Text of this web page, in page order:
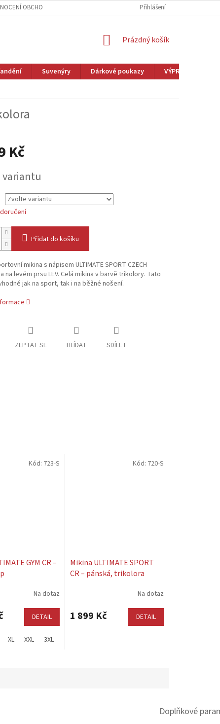
OBCHODU ZAKÁZKOVÁ VÝROBA
Přihlášení
NÁKUPNÍ
Prázdný košík
Suvenýry Dárkové poukazy VÝPRODEJ
Kč
Přidat do košíku
mikina s nápisem ULTIMATE SPORT CZECH
a na levém prsu LEV. Celá mikina v barvě trikolory. Tato
jak na sport, tak i na běžné nošení.
ZEPTAT SE HLÍDAT SDÍLET
GYM CR –
Na dotaz
DETAIL
XL XXL 3XL
Kód: 723-S
Mikina ULTIMATE SPORT
CR – pánská, trikolora
produktu
Na dotaz
1 899 Kč DETAIL
Kód: 720-S
Doplňkové